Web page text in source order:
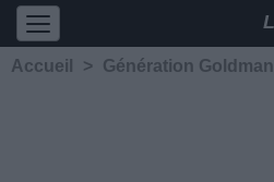
Accueil > Génération Goldman